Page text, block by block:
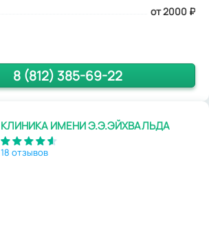
от 2000 ₽
8 (812) 385-69-22
КЛИНИКА ИМЕНИ Э.Э.ЭЙХВАЛЬДА
18 отзывов